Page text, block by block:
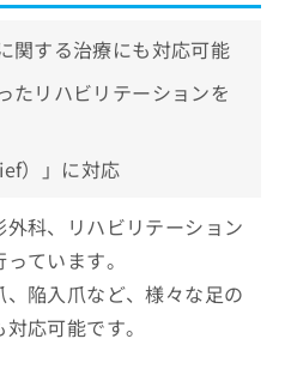
関する治療にも対応可能
たリハビリテーションを
）」に対応
科、リハビリテーション
ています。
陥入爪など、様々な足の
応可能です。